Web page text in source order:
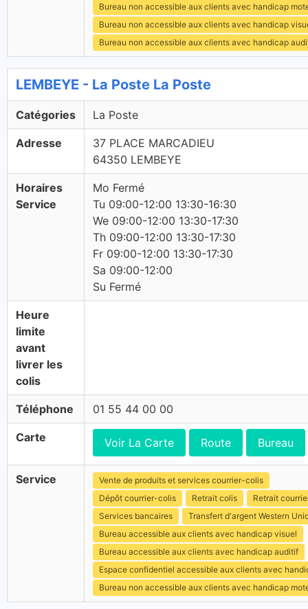
Bureau non accessible aux clients avec handicap
Bureau non accessible aux clients avec handicap
Bureau non accessible aux clients avec handicap
LEMBEYE - La Poste La Poste
Catégories La Poste
Adresse
37 PLACE MARCADIEU
64350 LEMBEYE
Horaires
Service
Mo Fermé
Tu 09:00-12:00 13:30-16:30
We 09:00-12:00 13:30-17:30
Th 09:00-12:00 13:30-17:30
Fr 09:00-12:00 13:30-17:30
Sa 09:00-12:00
Su Fermé
Heure
limite
avant
livrer les
colis
Téléphone 01 55 44 00 00
Carte Voir La Carte Route Bureau
Service
Vente de produits et services courrier-colis
Dépôt courrier-colis
Retrait colis
Retrait
Services bancaires
Transfert d'argent Western
Bureau accessible aux clients avec handicap visuel
Bureau accessible aux clients avec handicap auditif
Espace confidentiel accessible aux clients avec
Bureau non accessible aux clients avec handicap